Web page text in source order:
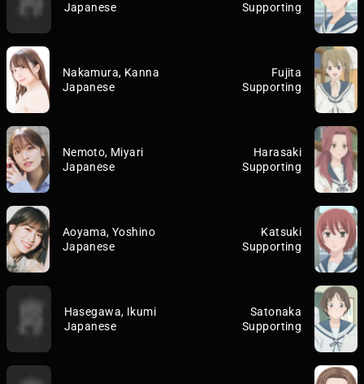
Japanese
Supporting
Nakamura, Kanna
Japanese
Fujita
Supporting
Nemoto, Miyari
Japanese
Harasaki
Supporting
Aoyama, Yoshino
Japanese
Katsuki
Supporting
Hasegawa, Ikumi
Japanese
Satonaka
Supporting